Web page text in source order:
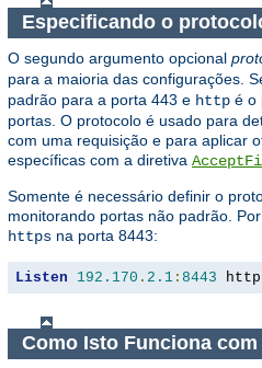
Especificando o
O segundo argumento opcional
para a maioria das configurações.
padrão para a porta 443 e http é o
portas. O protocolo é usado para
com uma requisição e para aplicar
específicas com a diretiva
Somente é necessário definir o
monitorando portas não padrão.
https na porta 8443:
Listen 192.170 . 2.1 : 8443
Como Isto Funciona